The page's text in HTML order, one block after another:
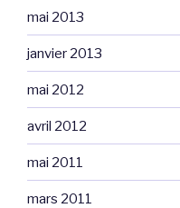
mai 2013
janvier 2013
mai 2012
avril 2012
mai 2011
mars 2011